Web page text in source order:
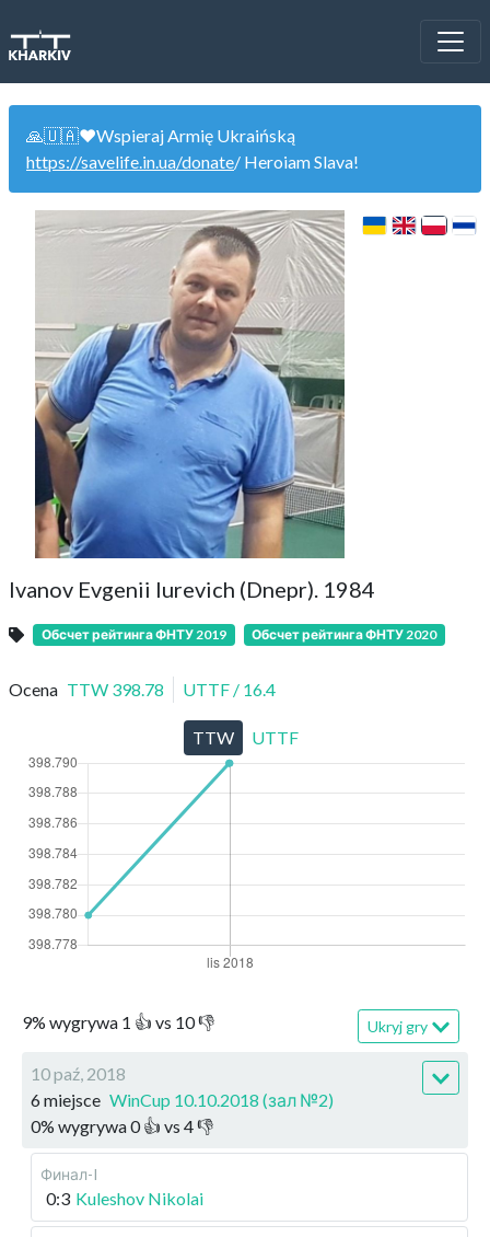
🙏🇺🇦❤️Wspieraj Armię Ukraińską
https://savelife.in.ua/donate/ Heroiam Slava!
Ivanov Evgenii Iurevich (Dnepr). 1984
Обсчет рейтинга ФНТУ 2019 Обсчет рейтинга ФНТУ 2020
Ocena TTW 398.78 UTTF / 16.4
9% wygrywa 1 👍 vs 10👎 Ukryj gry
10 paź, 2018
6 miejsce WinCup 10.10.2018 (зал №2)
0% wygrywa0👍 vs 4👎
Финал-I
0:3 Kuleshov Nikolai
TTW UTTF